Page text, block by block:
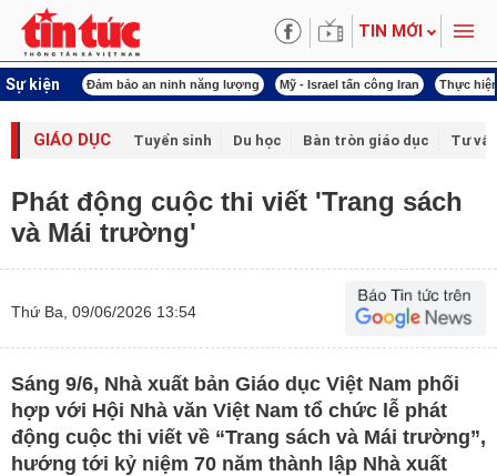
TIN MỚI
Sự kiện
khóa XVI Đảm bảo an ninh năng lượng Mỹ - Israel tấn công Iran Thực
GIÁO DỤC Tuyển sinh Du học Bàn tròn giáo dục Tư
Phát động cuộc thi viết 'Trang sách
và Mái trường'
Thứ Ba, 09/06/2026 13:54
Sáng 9/6, Nhà xuất bản Giáo dục Việt Nam phối
hợp với Hội Nhà văn Việt Nam tổ chức lễ phát
động cuộc thi viết về “Trang sách và Mái trường”,
hướng tới kỷ niệm 70 năm thành lập Nhà xuất